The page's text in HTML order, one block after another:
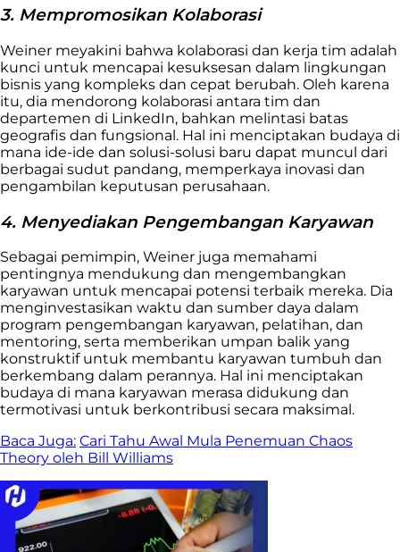
3. Mempromosikan Kolaborasi
Weiner meyakini bahwa kolaborasi dan kerja tim adalah
kunci untuk mencapai kesuksesan dalam lingkungan
bisnis yang kompleks dan cepat berubah. Oleh karena
itu, dia mendorong kolaborasi antara tim dan
departemen di LinkedIn, bahkan melintasi batas
geografis dan fungsional. Hal ini menciptakan budaya di
mana ide-ide dan solusi-solusi baru dapat muncul dari
berbagai sudut pandang, memperkaya inovasi dan
pengambilan keputusan perusahaan.
4. Menyediakan Pengembangan Karyawan
Sebagai pemimpin, Weiner juga memahami
pentingnya mendukung dan mengembangkan
karyawan untuk mencapai potensi terbaik mereka. Dia
menginvestasikan waktu dan sumber daya dalam
program pengembangan karyawan, pelatihan, dan
mentoring, serta memberikan umpan balik yang
konstruktif untuk membantu karyawan tumbuh dan
berkembang dalam perannya. Hal ini menciptakan
budaya di mana karyawan merasa didukung dan
termotivasi untuk berkontribusi secara maksimal.
Baca Juga: Cari Tahu Awal Mula Penemuan Chaos
Theory oleh Bill Williams